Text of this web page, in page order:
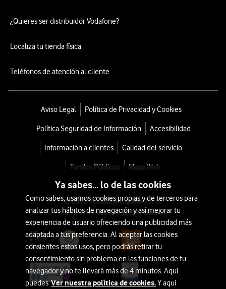
¿Quieres ser distribuidor Vodafone?
Localiza tu tienda física
Teléfonos de atención al cliente
Aviso Legal Política de Privacidad y Cookies
Política Seguridad de Información Accesibilidad
Información a clientes Calidad del servicio
Fondos Públicos Mapa Web
© 2026 Vodafone España S.A.U.
Avda. América 115, 28042 Madrid
Ya sabes... lo de las cookies
Como sabes, usamos cookies propias y de terceros para
analizar tus hábitos de navegación y así mejorar tu
experiencia de usuario ofreciendo una publicidad más
adaptada a tus preferencia. Al aceptar las cookies
consientes estos usos, pero podrás retirar tu
consentimiento sin problema en las funciones de tu
navegador y no te llevará más de 4 minutos. Aquí
puedesVer nuestra política de cookies.Y aquí